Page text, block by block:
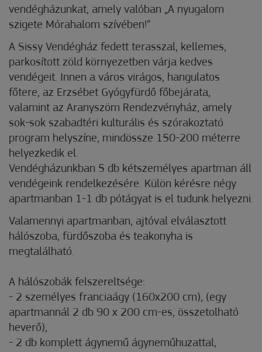
vendégházunkat, amely valóban „A nyugalom
szigete Mórahalom szívében!”
A Sissy Vendégház fedett terasszal, kellemes,
parkosított zöld környezetben várja kedves
vendégeit. Innen a város virágos, hangulatos
főtere, az Erzsébet Gyógyfürdő főbejárata,
valamint az Aranyszöm Rendezvényház, amely
sok-sok szabadtéri kulturális és szórakoztató
program helyszíne, mindössze 150-200 méterre
helyezkedik el.
Vendégházunkban 5 db kétszemélyes apartman áll
vendégeink rendelkezésére. Külön kérésre négy
apartmanban 1-1 db pótágyat is el tudunk helyezni.
Valamennyi apartmanban, ajtóval elválasztott
hálószoba, fürdőszoba és teakonyha is
megtalálható.
A hálószobák felszereltsége:
- 2 személyes franciaágy (160x200 cm), (egy
apartmannál 2 db 90 x 200 cm-es, összetolható
heverő),
- 2 db komplett ágynemű ágyneműhuzattal,